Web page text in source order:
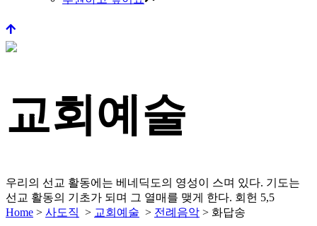
교회예술
우리의 선교 활동에는 베네딕도의 영성이 스며 있다. 기도는
선교 활동의 기초가 되며 그 열매를 맺게 한다. 회헌 5,5
Home > 사도직 > 교회예술 > 전례음악 > 화답송